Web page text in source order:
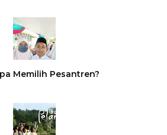
Memilih Pesantren?